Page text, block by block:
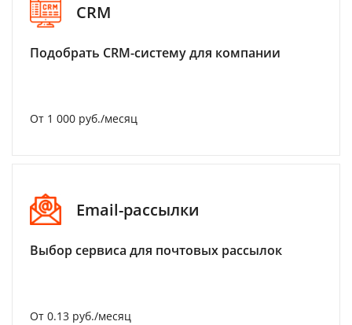
CRM
Подобрать CRM-систему для компании
От 1 000 руб./месяц
Email-рассылки
Выбор сервиса для почтовых рассылок
От 0.13 руб./месяц